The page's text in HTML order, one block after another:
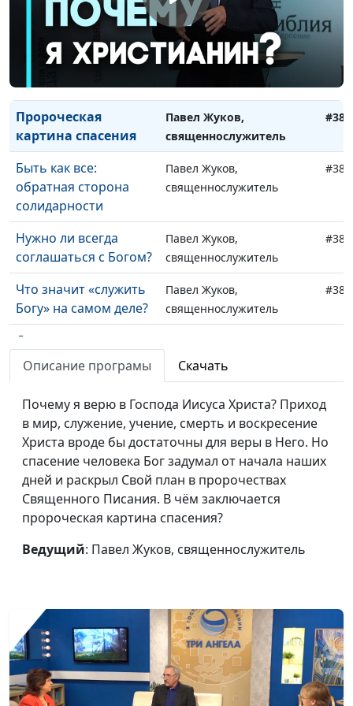
кого можно назвать
героем
священнослужитель
Может ли Божий
закон спасать?
Павел Жуков,
священнослужитель
#390
Пророческая
картина спасения
Павел Жуков,
священнослужитель
#389
Быть как все:
обратная сторона
солидарности
Павел Жуков,
священнослужитель
#388
Нужно ли всегда
соглашаться с Богом?
Павел Жуков,
священнослужитель
#387
Что значит «служить
Богу» на самом деле?
Павел Жуков,
священнослужитель
#386
Духовная и
физическая чистота
священнослужитель
будьте детьми
священнослужитель
Как войти в Царство
Небесное
Павел Жуков,
священнослужитель
#383
Как Бог относится к
богатству
Павел Жуков,
священнослужитель
Когда хорошее не
Павел Жуков,
Учение Христа и
догмы человеческие
Павел Жуков,
священнослужитель
#380
Болезни, испытания,
трагедии. Где же Бог?
Павел Жуков,
священнослужитель
#379
Описание програмы Скачать
Почему я верю в Господа Иисуса Христа? Приход
в мир, служение, учение, смерть и воскресение
Христа вроде бы достаточны для веры в Него. Но
спасение человека Бог задумал от начала наших
дней и раскрыл Свой план в пророчествах
Священного Писания. В чём заключается
пророческая картина спасения?
Ведущий: Павел Жуков, священнослужитель